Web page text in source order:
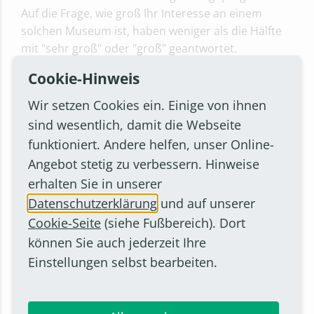
Auf die Frage, wie groß Ihr Interesse an einem
solchen Museum ist, haben weniger als die Hälfte
mit "sehr groß" oder "groß" geantwortet.
Machen Sie sich aber gerne selbst ein Bild, indem
Sie sich mit der Auswertung der kompletten
Umfrage beschäften. Die Ergebnisse sind
einsehbar.
Die Ergebnisse der Bürgerbefragung dienen als
Grundlage für den „Runden Tisch Kultur“, bei dem
Bornheimer Vereine, Institutionen, Expertinnen
und Experten sowie Vertreterinnen und Vertreter
aus Rat und Verwaltung Ihre Ideen aufgreifen und
weiterentwickeln.
Wir bedanken uns für Ihre Teilnahme, denn Ihre
Cookie-Hinweis
Wir setzen Cookies ein. Einige von ihnen
sind wesentlich, damit die Webseite
funktioniert. Andere helfen, unser Online-
Angebot stetig zu verbessern. Hinweise
erhalten Sie in unserer
Datenschutzerklärung und auf unserer
Cookie-Seite (siehe Fußbereich). Dort
können Sie auch jederzeit Ihre
Einstellungen selbst bearbeiten.